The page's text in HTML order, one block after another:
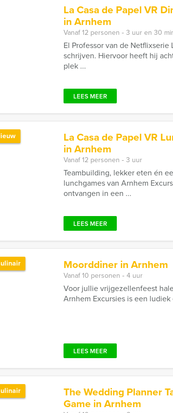
La Casa de Papel VR
in Arnhem
Vanaf 12 personen ‐ 3 uur en 30
El Professor van de
schrijven. Hiervoor heeft hij
plek ...
LEES MEER
La Casa de Papel VR
in Arnhem
Vanaf 12 personen ‐ 3 uur
Teambuilding, lekker eten én
lunchgames van Arnhem
ontvangen in een ...
LEES MEER
Moorddiner in Arnhem
Vanaf 10 personen ‐ 4 uur
Voor jullie vrijgezellenfeest
Arnhem Excursies is een
LEES MEER
The Wedding Planner
Game in Arnhem